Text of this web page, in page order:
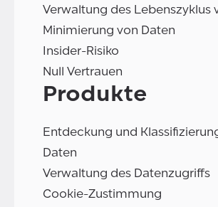
Verwaltung des Lebenszyklus
Minimierung von Daten
Insider-Risiko
Null Vertrauen
Produkte
Entdeckung und
Daten
Verwaltung des Datenzugriffs
Cookie-Zustimmung